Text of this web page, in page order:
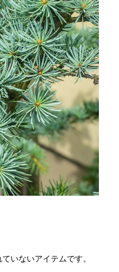
いないアイテムです。